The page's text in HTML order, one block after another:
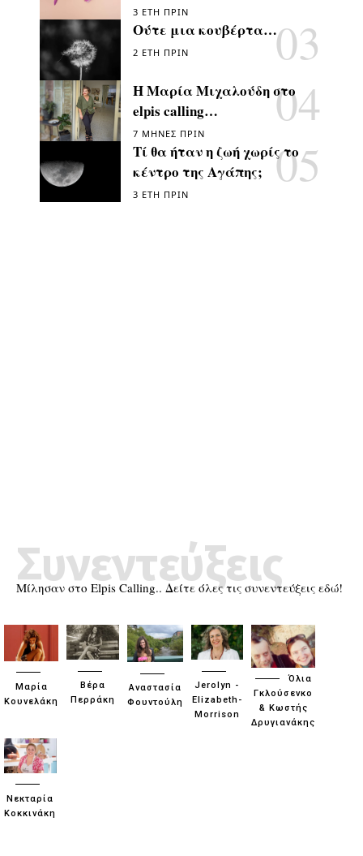
3 ΈΤΗ ΠΡΙΝ
Ούτε μια κουβέρτα…
2 ΈΤΗ ΠΡΙΝ
Η Μαρία Μιχαλούδη στο
elpis calling…
7 ΜΉΝΕΣ ΠΡΙΝ
Τί θα ήταν η ζωή χωρίς το
κέντρο της Αγάπης;
3 ΈΤΗ ΠΡΙΝ
Μίλησαν στο Elpis Calling.. Δείτε όλες τις συνεντεύξεις εδώ!
Συνεντεύξεις
Μαρία
Κουνελάκη
Βέρα
Περράκη
Αναστασία
Φουντούλη
Jerolyn -
Elizabeth-
Morrison
Όλια
Γκλούσενκο
& Κωστής
Δρυγιανάκης
Νεκταρία
Κοκκινάκη